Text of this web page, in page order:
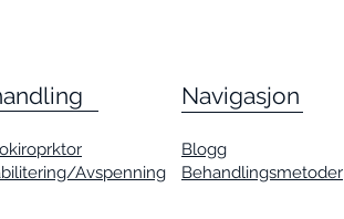
Avspenning
Navigasjon
Blogg
Behandlingsmetoder